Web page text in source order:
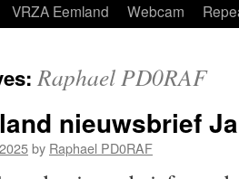
VRZA Eemland Webcam
Raphael PD0RAF
nieuwsbrief
by Raphael PD0RAF